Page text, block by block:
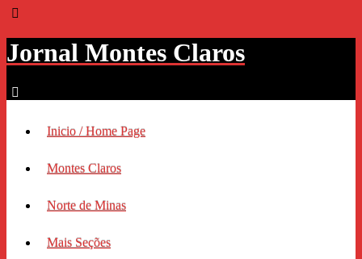
Jornal Montes Claros
Inicio / Home Page
Montes Claros
Norte de Minas
Mais Seções